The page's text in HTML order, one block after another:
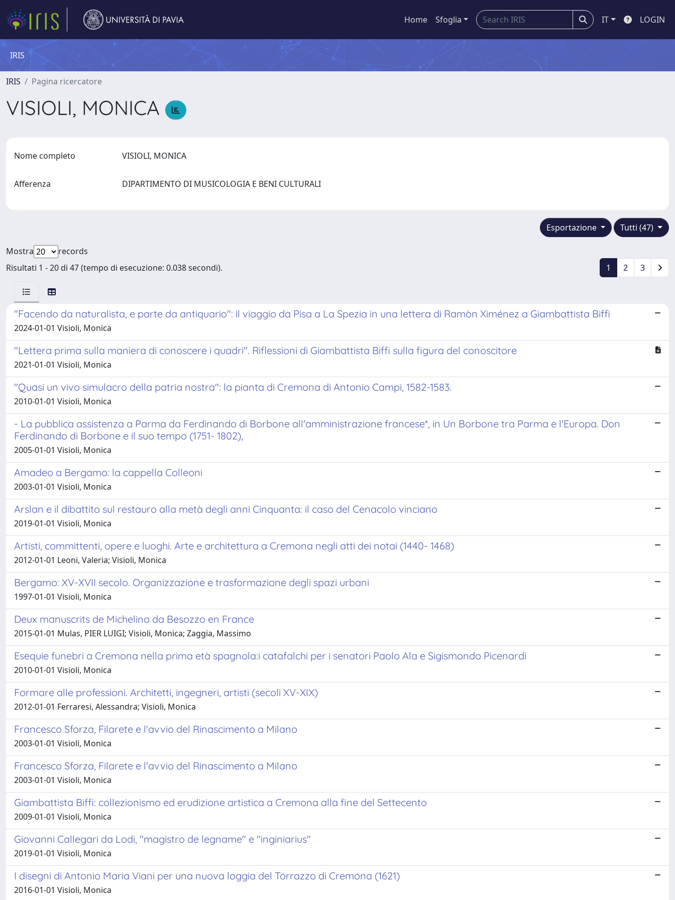
Home Sfoglia IT LOGIN
IRIS
IRIS Pagina ricercatore
VISIOLI, MONICA
Nome completo VISIOLI, MONICA
Afferenza DIPARTIMENTO DI MUSICOLOGIA E BENI CULTURALI
Tutti (47)
Esportazione
Mostra
records
Risultati 1 - 20 di 47 (tempo di esecuzione: 0.038 secondi).
1 2 3
"Facendo da naturalista, e parte da antiquario": il viaggio da Pisa a La Spezia in una lettera di Ramòn Ximénez a Giambattista Biffi
2024-01-01 Visioli, Monica
"Lettera prima sulla maniera di conoscere i quadri". Riflessioni di Giambattista Biffi sulla figura del conoscitore
2021-01-01 Visioli, Monica
"Quasi un vivo simulacro della patria nostra": la pianta di Cremona di Antonio Campi, 1582-1583.
2010-01-01 Visioli, Monica
- La pubblica assistenza a Parma da Ferdinando di Borbone all'amministrazione francese*, in Un Borbone tra Parma e l'Europa. Don
Ferdinando di Borbone e il suo tempo (1751- 1802),
2005-01-01 Visioli, Monica
Amadeo a Bergamo: la cappella Colleoni
2003-01-01 Visioli, Monica
Arslan e il dibattito sul restauro alla metà degli anni Cinquanta: il caso del Cenacolo vinciano
2019-01-01 Visioli, Monica
Artisti, committenti, opere e luoghi. Arte e architettura a Cremona negli atti dei notai (1440- 1468)
2012-01-01 Leoni, Valeria; Visioli, Monica
Bergamo: XV-XVII secolo. Organizzazione e trasformazione degli spazi urbani
1997-01-01 Visioli, Monica
Deux manuscrits de Michelino da Besozzo en France
2015-01-01 Mulas, PIER LUIGI; Visioli, Monica; Zaggia, Massimo
Esequie funebri a Cremona nella prima età spagnola:i catafalchi per i senatori Paolo Ala e Sigismondo Picenardi
2010-01-01 Visioli, Monica
Formare alle professioni. Architetti, ingegneri, artisti (secoli XV-XIX)
2012-01-01 Ferraresi, Alessandra; Visioli, Monica
Francesco Sforza, Filarete e l'avvio del Rinascimento a Milano
2003-01-01 Visioli, Monica
Francesco Sforza, Filarete e l'avvio del Rinascimento a Milano
2003-01-01 Visioli, Monica
Giambattista Biffi: collezionismo ed erudizione artistica a Cremona alla fine del Settecento
2009-01-01 Visioli, Monica
Giovanni Callegari da Lodi, "magistro de legname" e "inginiarius"
2019-01-01 Visioli, Monica
I disegni di Antonio Maria Viani per una nuova loggia del Torrazzo di Cremona (1621)
2016-01-01 Visioli, Monica